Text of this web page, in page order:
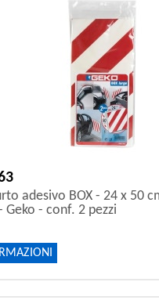
adesivo BOX - 24 x 50
- conf. 2 pezzi